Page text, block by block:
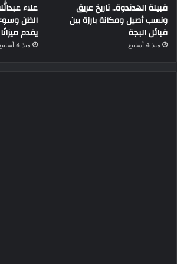
قبيلة الهدندوة.. تاريخ عريق
ونسب أصيل ومكانة بارزة بين
قبائل البجة
منذ 4 أسابيع
علاء
الظن
يقدم
منذ 4 أسابيع